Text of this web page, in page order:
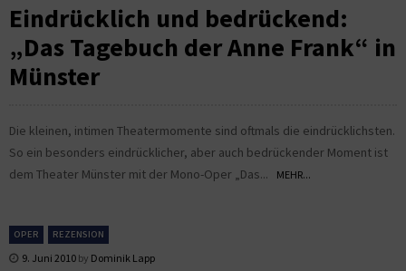
Eindrücklich und bedrückend:
„Das Tagebuch der Anne Frank“ in
Münster
Die kleinen, intimen Theatermomente sind oftmals die eindrücklichsten.
So ein besonders eindrücklicher, aber auch bedrückender Moment ist
dem Theater Münster mit der Mono-Oper „Das...
MEHR...
OPER REZENSION
9. Juni 2010 by Dominik Lapp